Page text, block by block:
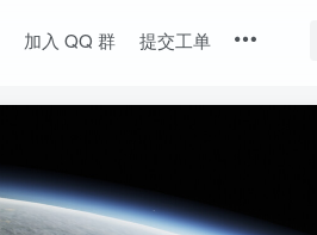
加入 QQ 群 提交工单